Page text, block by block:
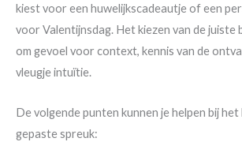
kiest voor een huwelijkscadeautje of een
voor Valentijnsdag. Het kiezen van de juiste
om gevoel voor context, kennis van de
vleugje intuïtie.
De volgende punten kunnen je helpen bij het
gepaste spreuk: